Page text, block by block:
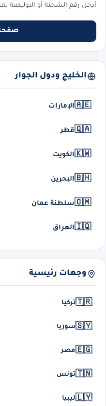
أدخل رقم الشحنة أو البوليصة
صفحة
الخليج ودول الجوار
🇦🇪الإمارات
🇶🇦قطر
🇰🇼الكويت
🇧🇭البحرين
🇴🇲سلطنة عمان
🇮🇶العراق
وجهات رئيسية
🇹🇷تركيا
🇸🇾سوريا
🇪🇬مصر
🇹🇳تونس
🇱🇾ليبيا